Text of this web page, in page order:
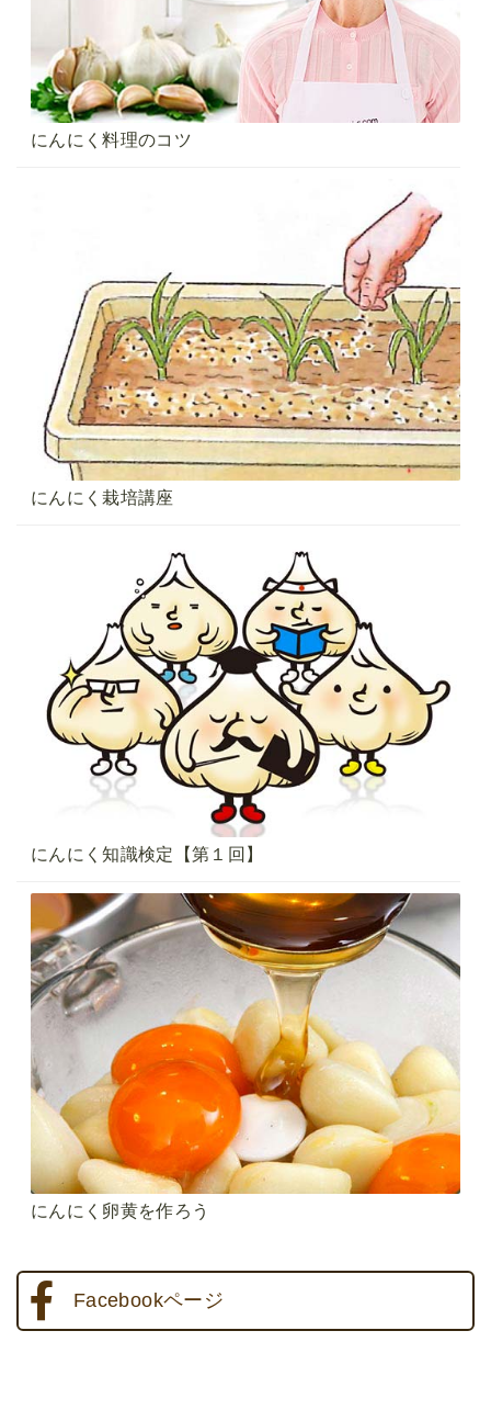
にんにく料理のコツ
にんにく栽培講座
にんにく知識検定【第１回】
にんにく卵黄を作ろう
Facebookページ